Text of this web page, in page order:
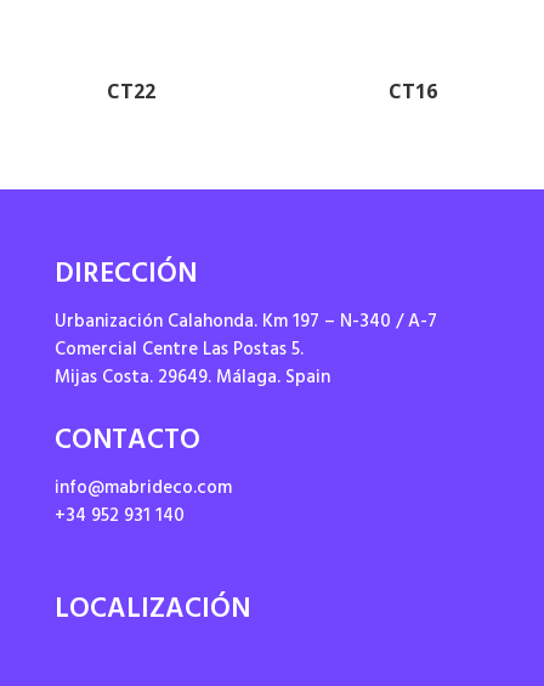
CT22 CT16
DIRECCIÓN
Urbanización Calahonda. Km 197 – N-340 / A-7
Comercial Centre Las Postas 5.
Mijas Costa. 29649. Málaga. Spain
CONTACTO
info@mabrideco.com
+34 952 931 140
LOCALIZACIÓN